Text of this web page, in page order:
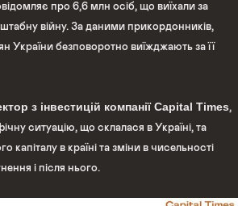
про 6,6 млн осіб, що виїхали за
війну. За даними прикордонників,
України безповоротно виїжджають за її
з інвестицій компанії Capital Times,
ситуацію, що склалася в Україні, та
капіталу в країні та зміни в чисельності
і після нього.